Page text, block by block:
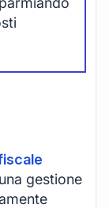
gestione